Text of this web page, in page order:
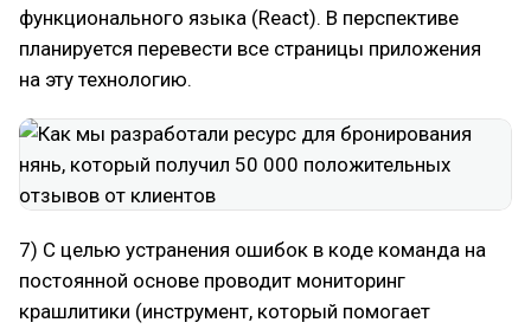
функционального языка (React). В перспективе
планируется перевести все страницы приложения
на эту технологию.
7) С целью устранения ошибок в коде команда на
постоянной основе проводит мониторинг
крашлитики (инструмент, который помогает